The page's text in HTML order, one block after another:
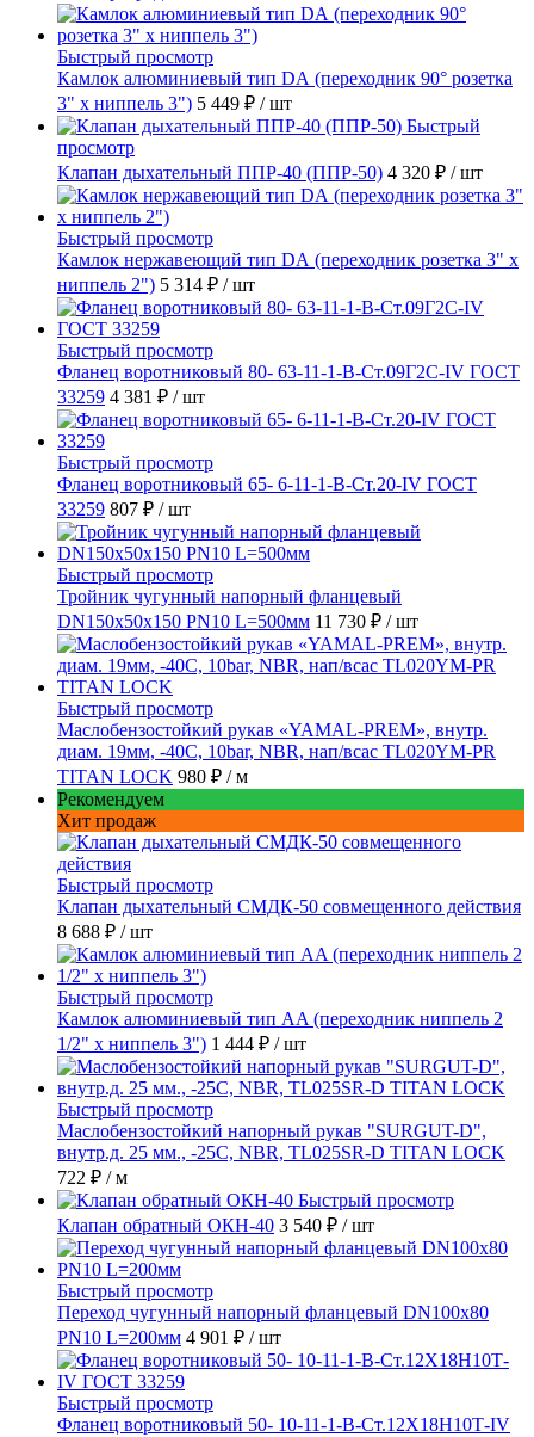
Быстрый просмотр
Камлок алюминиевый тип DА (переходник 90° розетка
3" х ниппель 3") 5 449 ₽ / шт
Быстрый
просмотр
Клапан дыхательный ППР-40 (ППР-50) 4 320 ₽ / шт
Быстрый просмотр
Камлок нержавеющий тип DА (переходник розетка 3" х
ниппель 2") 5 314 ₽ / шт
Быстрый просмотр
Фланец воротниковый 80- 63-11-1-B-Ст.09Г2С-IV ГОСТ
33259 4 381 ₽ / шт
Быстрый просмотр
Фланец воротниковый 65- 6-11-1-B-Ст.20-IV ГОСТ
33259 807 ₽ / шт
Быстрый просмотр
Тройник чугунный напорный фланцевый
DN150х50х150 PN10 L=500мм 11 730 ₽ / шт
Быстрый просмотр
Маслобензостойкий рукав «YAMAL-PREM», внутр.
диам. 19мм, -40C, 10bar, NBR, нап/всас TL020YM-PR
TITAN LOCK 980 ₽ / м
Рекомендуем
Хит продаж
Быстрый просмотр
Клапан дыхательный СМДК-50 совмещенного действия
8 688 ₽ / шт
Быстрый просмотр
Камлок алюминиевый тип AA (переходник ниппель 2
1/2" х ниппель 3") 1 444 ₽ / шт
Быстрый просмотр
Маслобензостойкий напорный рукав "SURGUT-D",
внутр.д. 25 мм., -25C, NBR, TL025SR-D TITAN LOCK
722 ₽ / м
Быстрый просмотр
Клапан обратный ОКН-40 3 540 ₽ / шт
Быстрый просмотр
Переход чугунный напорный фланцевый DN100х80
PN10 L=200мм 4 901 ₽ / шт
Быстрый просмотр
Фланец воротниковый 50- 10-11-1-B-Ст.12Х18Н10Т-IV